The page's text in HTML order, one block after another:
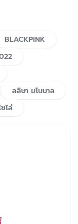
BLACKPINK
ลลิษา มโนบาล
โล่